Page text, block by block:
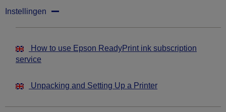
Instellingen
How to use Epson ReadyPrint ink subscription
service
Unpacking and Setting Up a Printer